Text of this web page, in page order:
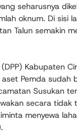
seharusnya
oknum. Di sisi
Talun semakin
Kabupaten
Pemda
Susukan
secara
menyewa